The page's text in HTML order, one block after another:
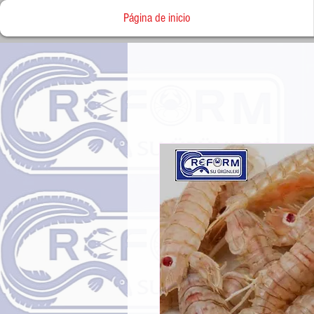
Página de inicio